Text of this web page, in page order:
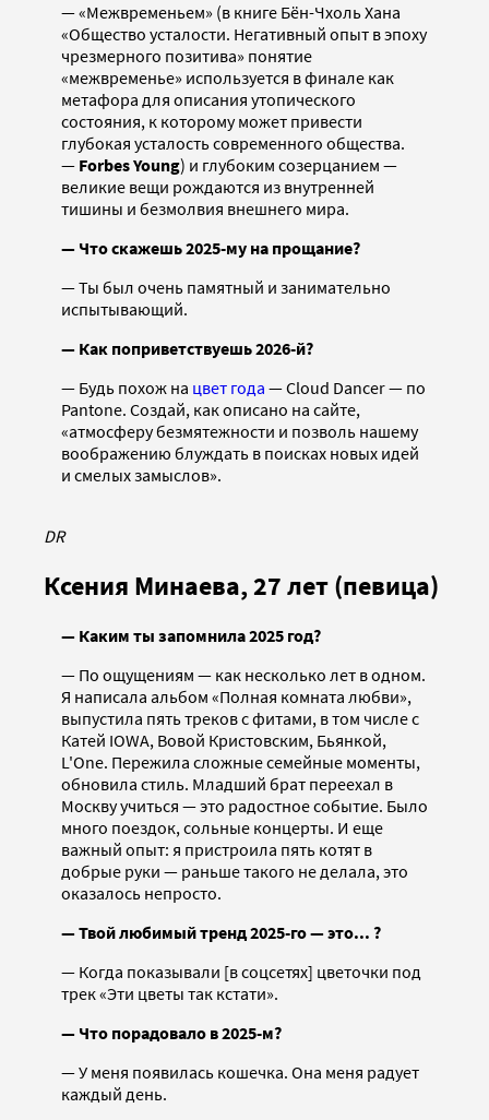
— «Межвременьем» (в книге Бён-Чхоль Хана
«Общество усталости. Негативный опыт в эпоху
чрезмерного позитива» понятие
«межвременье» используется в финале как
метафора для описания утопического
состояния, к которому может привести
глубокая усталость современного общества.
— Forbes Young) и глубоким созерцанием —
великие вещи рождаются из внутренней
тишины и безмолвия внешнего мира.
— Что скажешь 2025-му на прощание?
— Ты был очень памятный и занимательно
испытывающий.
— Как поприветствуешь 2026-й?
— Будь похож на цвет года — Cloud Dancer — по
Pantone. Создай, как описано на сайте,
«атмосферу безмятежности и позволь нашему
воображению блуждать в поисках новых идей
и смелых замыслов».
DR
Ксения Минаева, 27 лет (певица)
— Каким ты запомнила 2025 год?
— По ощущениям — как несколько лет в одном.
Я написала альбом «Полная комната любви»,
выпустила пять треков с фитами, в том числе с
Катей IOWA, Вовой Кристовским, Бьянкой,
L'One. Пережила сложные семейные моменты,
обновила стиль. Младший брат переехал в
Москву учиться — это радостное событие. Было
много поездок, сольные концерты. И еще
важный опыт: я пристроила пять котят в
добрые руки — раньше такого не делала, это
оказалось непросто.
— Твой любимый тренд 2025-го — это... ?
— Когда показывали [в соцсетях] цветочки под
трек «Эти цветы так кстати».
— Что порадовало в 2025-м?
— У меня появилась кошечка. Она меня радует
каждый день.